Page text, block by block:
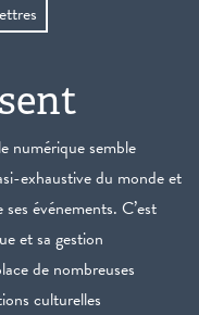
numérique semble
exhaustive du monde et
événements. C’est
et sa gestion
de nombreuses
culturelles